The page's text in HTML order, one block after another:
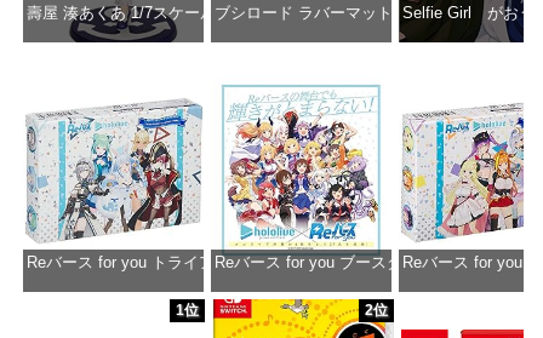
壽屋 湊あくあ 1/7スケール PVC製 塗装済み完成品フィギュア PP942
ブシロード ラバーマットコレクション
Selfie Girl がおう
Reバース for you トライアルデッキ ホロライブプロダクション ver.ホロ
価格：¥1,650
Reバース for you ブースターパック ホロライ
価格：¥2,980
Reバース for you
1位 2位